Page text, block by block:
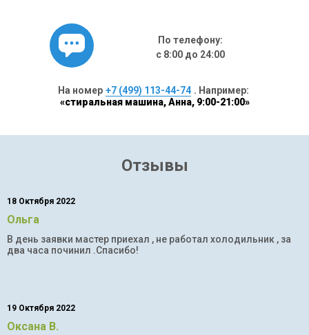
По телефону:
с 8:00 до 24:00
На номер +7 (499) 113-44-74 . Например:
«стиральная машина, Анна, 9:00-21:00»
Отзывы
18 Октября 2022
Ольга
В день заявки мастер приехал , не работал холодильник , за
два часа починил .Спасибо!
19 Октября 2022
Оксана В.